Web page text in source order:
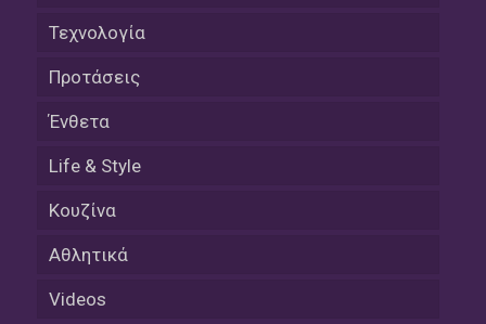
Τεχνολογία
Προτάσεις
Ένθετα
Life & Style
Κουζίνα
Αθλητικά
Videos